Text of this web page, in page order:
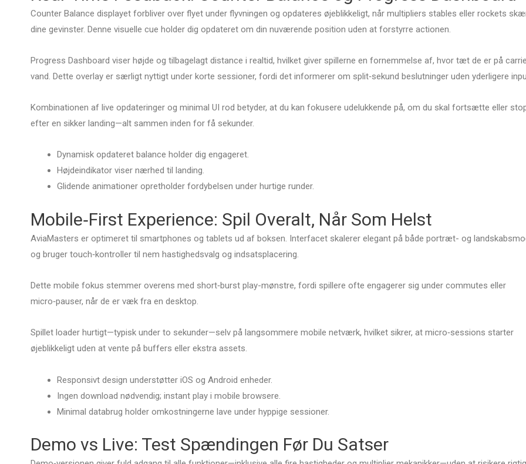
Counter Balance displayet forbliver over flyet under flyvningen og opdateres øjeblikkeligt, når multipliers stables eller rockets
dine gevinster. Denne visuelle cue holder dig opdateret om din nuværende position uden at forstyrre actionen.
Progress Dashboard viser højde og tilbagelagt distance i realtid, hvilket giver spillerne en fornemmelse af, hvor tæt de er på
vand. Dette overlay er særligt nyttigt under korte sessioner, fordi det informerer om split‑sekund beslutninger uden yderligere
Kombinationen af live opdateringer og minimal UI rod betyder, at du kan fokusere udelukkende på, om du skal fortsætte eller
efter en sikker landing—alt sammen inden for få sekunder.
Dynamisk opdateret balance holder dig engageret.
Højdeindikator viser nærhed til landing.
Glidende animationer opretholder fordybelsen under hurtige runder.
Mobile‑First Experience: Spil Overalt, Når Som Helst
AviaMasters er optimeret til smartphones og tablets ud af boksen. Interfacet skalerer elegant på både portræt- og
og bruger touch‑kontroller til nem hastighedsvalg og indsatsplacering.
Dette mobile fokus stemmer overens med short‑burst play-mønstre, fordi spillere ofte engagerer sig under commutes eller
micro‑pauser, når de er væk fra en desktop.
Spillet loader hurtigt—typisk under to sekunder—selv på langsommere mobile netværk, hvilket sikrer, at micro‑sessions starter
øjeblikkeligt uden at vente på buffers eller ekstra assets.
Responsivt design understøtter iOS og Android enheder.
Ingen download nødvendig; instant play i mobile browsere.
Minimal databrug holder omkostningerne lave under hyppige sessioner.
Demo vs Live: Test Spændingen Før Du Satser